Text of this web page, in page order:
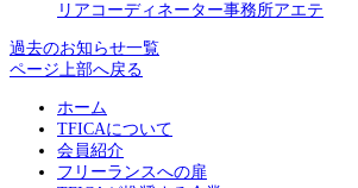
リアコーディネーター事務所アエテ
過去のお知らせ一覧
ページ上部へ戻る
ホーム
TFICAについて
会員紹介
フリーランスへの扉